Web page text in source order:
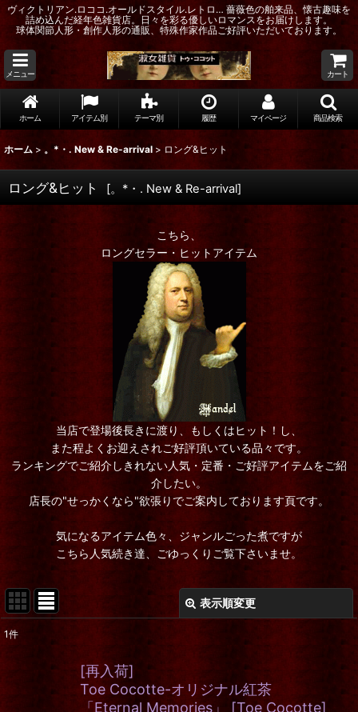
ヴィクトリアン.ロココ.オールドスタイル.レトロ… 薔薇色の舶来品、懐古趣味を
詰め込んだ経年色雑貨店。日々を彩る優しいロマンスをお届けします。
球体関節人形・創作人形の通販、特殊作家作品ご好評いただいております。
メニュー カート
ホーム アイテム別 テーマ別 履歴 マイページ 商品検索
ホーム > 。*・. New & Re-arrival > ロング&ヒット
ロング&ヒット [。*・. New & Re-arrival]
こちら、
ロングセラー・ヒットアイテム
当店で登場後長きに渡り、もしくはヒット！し、
また程よくお迎えされご好評頂いている品々です。
ランキングでご紹介しきれない人気・定番・ご好評アイテムをご紹
介したい。
店長の"せっかくなら"欲張りでご案内しております頁です。
気になるアイテム色々、ジャンルごった煮ですが
こちら人気続き達、ごゆっくりご覧下さいませ。
表示順変更
:
1件
[再入荷]
Toe Cocotte-オリジナル紅茶
「Eternal Memories」
[Toe Cocotte]